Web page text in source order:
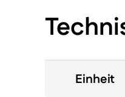
Einheit